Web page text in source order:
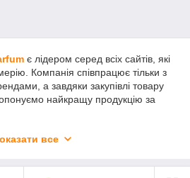
є лідером серед всіх сайтів, які
Компанія співпрацює тільки з
а завдяки закупівлі товару
найкращу продукцію за
як для жінки так і для чоловіка
все